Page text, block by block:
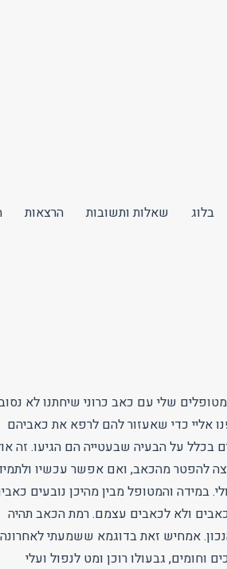
בלוג שאלות ותשובות הרצאות
שלי עם כאב כרוני שיחתנו לא
אליי כדי שאעזור להם לרפא את כאביהם
בכלל על הבעיה שבעטייה הם הגיעו. זה
להפטר מהכאב, ואם אפשר עכשיו
במידה והמטופל מבין מהיכן נובעים
ולא לכאבים עצמם. רמת הכאב תהיה
אמחיש זאת בדוגמא ששמעתי
וחומים, גבעולו רוכן ומט לנפול ועלי